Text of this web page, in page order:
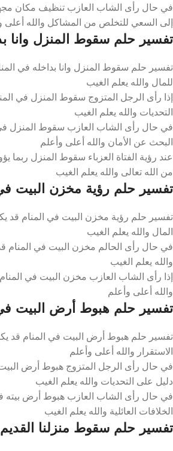
في حال رأى الشاب العازب تنظيف مكان
إلى السعي للتخلص من المشاكل والله أعلى
تفسير حلم سقوط المنزل وانا
تفسير حلم سقوط المنزل وانا بداخله في
للمال والله يعلم الغيب
إذا رأى الرجل المتزوج سقوط المنزل في
التحديات والله يعلم الغيب
في حال رأى الشاب العازب سقوط المنزل في
البحث عن الأمان والله أعلى وأعلم
عند رؤية الفتاة العزباء سقوط المنزل ربما
من الله تعالى والله يعلم الغيب
تفسير حلم رؤية مخزن البيت
تفسير حلم رؤية مخزن البيت في المنام قد
المال والله يعلم الغيب
في حال رأى الحالم مخزن البيت في المنام
والله يعلم الغيب
إذا رأى الشاب العازب مخزن البيت في
والله أعلى وأعلم
تفسير حلم هبوط أرض البيت
تفسير حلم هبوط أرض البيت في المنام قد
الاستقرار والله أعلى وأعلم
في حال رأى الرجل المتزوج هبوط أرض
دليل على التحديات والله يعلم الغيب
في حال رأى الشاب العازب هبوط أرض بيته
الخلافات العائلية والله يعلم الغيب
تفسير حلم سقوط منزلنا